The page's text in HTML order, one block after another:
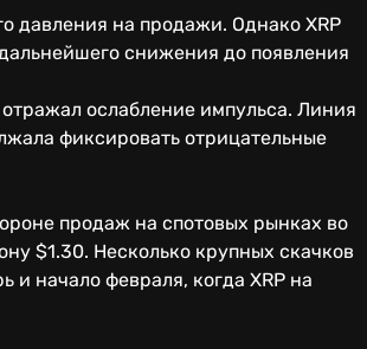
давления на продажи. Однако XRP
снижения до появления
ослабление импульса. Линия
фиксировать отрицательные
продаж на спотовых рынках во
$1.30. Несколько крупных скачков
и начало февраля, когда XRP на